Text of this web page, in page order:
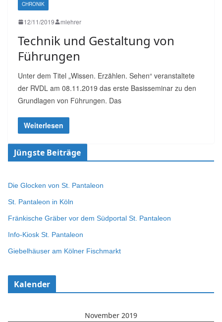
CHRONIK
12/11/2019 mlehrer
Technik und Gestaltung von
Führungen
Unter dem Titel „Wissen. Erzählen. Sehen“ veranstaltete
der RVDL am 08.11.2019 das erste Basisseminar zu den
Grundlagen von Führungen. Das
Weiterlesen
Jüngste Beiträge
Die Glocken von St. Pantaleon
St. Pantaleon in Köln
Fränkische Gräber vor dem Südportal St. Pantaleon
Info-Kiosk St. Pantaleon
Giebelhäuser am Kölner Fischmarkt
Kalender
November 2019